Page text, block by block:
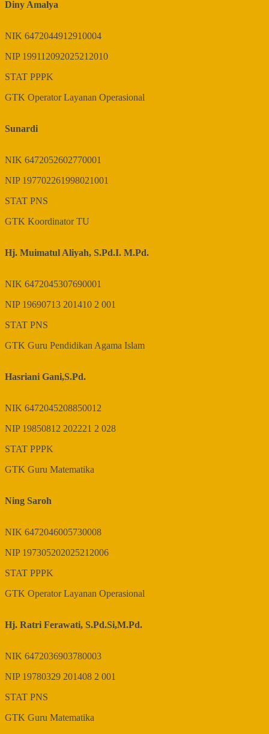
Diny Amalya
NIK 6472044912910004
NIP 199112092025212010
STAT PPPK
GTK Operator Layanan Operasional
Sunardi
NIK 6472052602770001
NIP 197702261998021001
STAT PNS
GTK Koordinator TU
Hj. Muimatul Aliyah, S.Pd.I. M.Pd.
NIK 6472045307690001
NIP 19690713 201410 2 001
STAT PNS
GTK Guru Pendidikan Agama Islam
Hasriani Gani,S.Pd.
NIK 6472045208850012
NIP 19850812 202221 2 028
STAT PPPK
GTK Guru Matematika
Ning Saroh
NIK 6472046005730008
NIP 197305202025212006
STAT PPPK
GTK Operator Layanan Operasional
Hj. Ratri Ferawati, S.Pd.Si,M.Pd.
NIK 6472036903780003
NIP 19780329 201408 2 001
STAT PNS
GTK Guru Matematika